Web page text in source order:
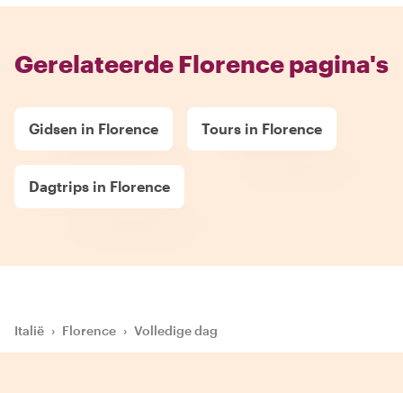
Gerelateerde Florence pagina's
Gidsen in Florence Tours in Florence
Dagtrips in Florence
Italië › Florence › Volledige dag